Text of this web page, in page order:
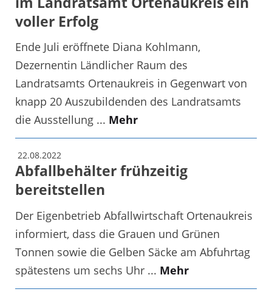
voller Erfolg
Ende Juli eröffnete Diana Kohlmann,
Dezernentin Ländlicher Raum des
Landratsamts Ortenaukreis in Gegenwart von
knapp 20 Auszubildenden des Landratsamts
die Ausstellung ... Mehr
22.08.2022
Abfallbehälter frühzeitig
bereitstellen
Der Eigenbetrieb Abfallwirtschaft Ortenaukreis
informiert, dass die Grauen und Grünen
Tonnen sowie die Gelben Säcke am Abfuhrtag
spätestens um sechs Uhr ... Mehr